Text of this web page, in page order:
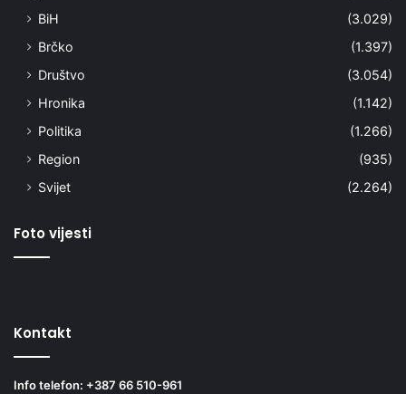
BiH
(3.029)
Brčko
(1.397)
Društvo
(3.054)
Hronika
(1.142)
Politika
(1.266)
Region
(935)
Svijet
(2.264)
Foto vijesti
Kontakt
Info telefon: +387 66 510-961